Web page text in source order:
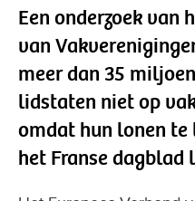
Een onderzoek van
van
meer dan 35
lidstaten niet op
omdat hun lonen
het Franse dagblad